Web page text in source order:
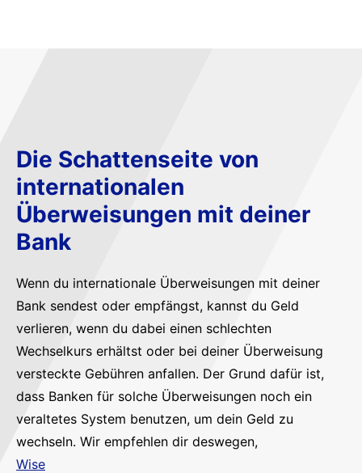
Die Schattenseite von
internationalen
Überweisungen mit deiner
Bank
Wenn du internationale Überweisungen mit deiner
Bank sendest oder empfängst, kannst du Geld
verlieren, wenn du dabei einen schlechten
Wechselkurs erhältst oder bei deiner Überweisung
versteckte Gebühren anfallen. Der Grund dafür ist,
dass Banken für solche Überweisungen noch ein
veraltetes System benutzen, um dein Geld zu
wechseln. Wir empfehlen dir deswegen,
Wise